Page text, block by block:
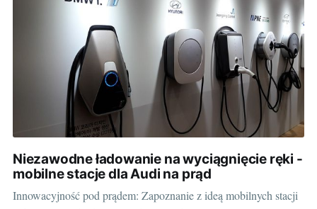
Niezawodne ładowanie na wyciągnięcie ręki -
mobilne stacje dla Audi na prąd
Innowacyjność pod prądem: Zapoznanie z ideą mobilnych stacji